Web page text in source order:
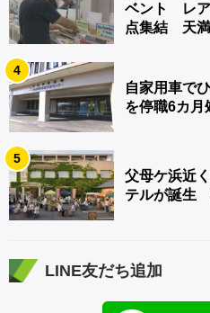
ベント レア
点集結 天
4
自家用車で
を停職6カ
5
父母ケ浜近
テルが誕生
LINE友だち追加